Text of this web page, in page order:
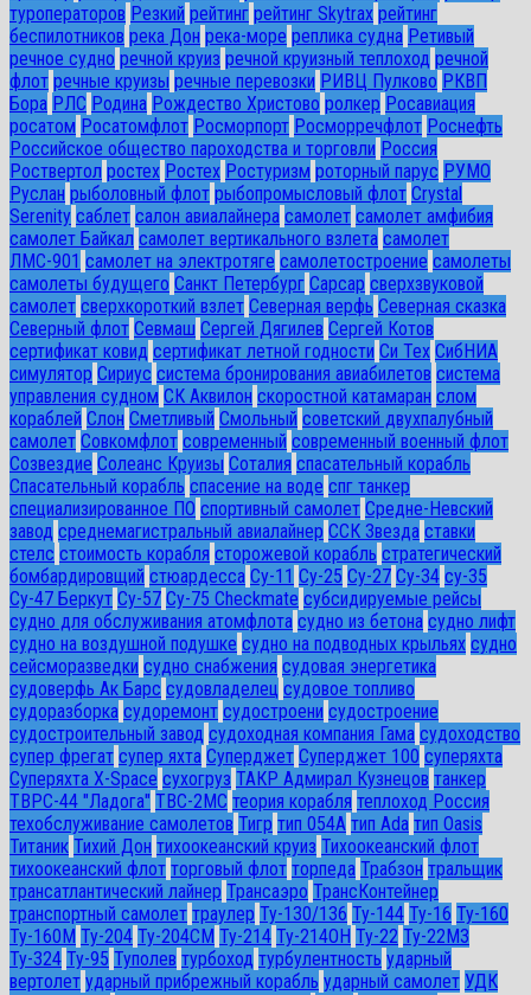
туроператоров Резкий рейтинг рейтинг Skytrax рейтинг
беспилотников река Дон река-море реплика судна Ретивый
речное судно речной круиз речной круизный теплоход речной
флот речные круизы речные перевозки РИВЦ Пулково РКВП
Бора РЛС Родина Рождество Христово ролкер Росавиация
росатом Росатомфлот Росморпорт Росморречфлот Роснефть
Российское общество пароходства и торговли Россия
Роствертол ростех Ростех Ростуризм роторный парус РУМО
Руслан рыболовный флот рыбопромысловый флот Сrystal
Serenity саблет салон авиалайнера самолет самолет амфибия
самолет Байкал самолет вертикального взлета самолет
ЛМС-901 самолет на электротяге самолетостроение самолеты
самолеты будущего Санкт Петербург Сарсар сверхзвуковой
самолет сверхкороткий взлет Северная верфь Северная сказка
Северный флот Севмаш Сергей Дягилев Сергей Котов
сертификат ковид сертификат летной годности Си Тех СибНИА
симулятор Сириус система бронирования авиабилетов система
управления судном СК Аквилон скоростной катамаран слом
кораблей Слон Сметливый Смольный советский двухпалубный
самолет Совкомфлот современный современный военный флот
Созвездие Солеанс Круизы Соталия спасательный корабль
Спасательный корабль спасение на воде спг танкер
специализированное ПО спортивный самолет Средне-Невский
завод среднемагистральный авиалайнер ССК Звезда ставки
стелс стоимость корабля сторожевой корабль стратегический
бомбардировщий стюардесса Су-11 Су-25 Су-27 Су-34 су-35
Су-47 Беркут Су-57 Су-75 Checkmate субсидируемые рейсы
судно для обслуживания атомфлота судно из бетона судно лифт
судно на воздушной подушке судно на подводных крыльях судно
сейсморазведки судно снабжения судовая энергетика
судоверфь Ак Барс судовладелец судовое топливо
судоразборка судоремонт судостроени судостроение
судостроительный завод судоходная компания Гама судоходство
супер фрегат супер яхта Суперджет Суперджет 100 суперяхта
Суперяхта X-Space сухогруз ТАКР Адмирал Кузнецов танкер
ТВРС-44 "Ладога" ТВС-2МС теория корабля теплоход Россия
техобслуживание самолетов Тигр тип 054А тип Ada тип Oasis
Титаник Тихий Дон тихоокеанский круиз Тихоокеанский флот
тихоокеанский флот торговый флот торпеда Трабзон тральщик
трансатлантический лайнер Трансаэро ТрансКонтейнер
транспортный самолет траулер Ту-130/136 Ту-144 Ту-16 Ту-160
Ту-160М Ту-204 Ту-204СМ Ту-214 Ту-214ОН Ту-22 Ту-22М3
Ту-324 Ту-95 Туполев турбоход турбулентность ударный
вертолет ударный прибрежный корабль ударный самолет УДК